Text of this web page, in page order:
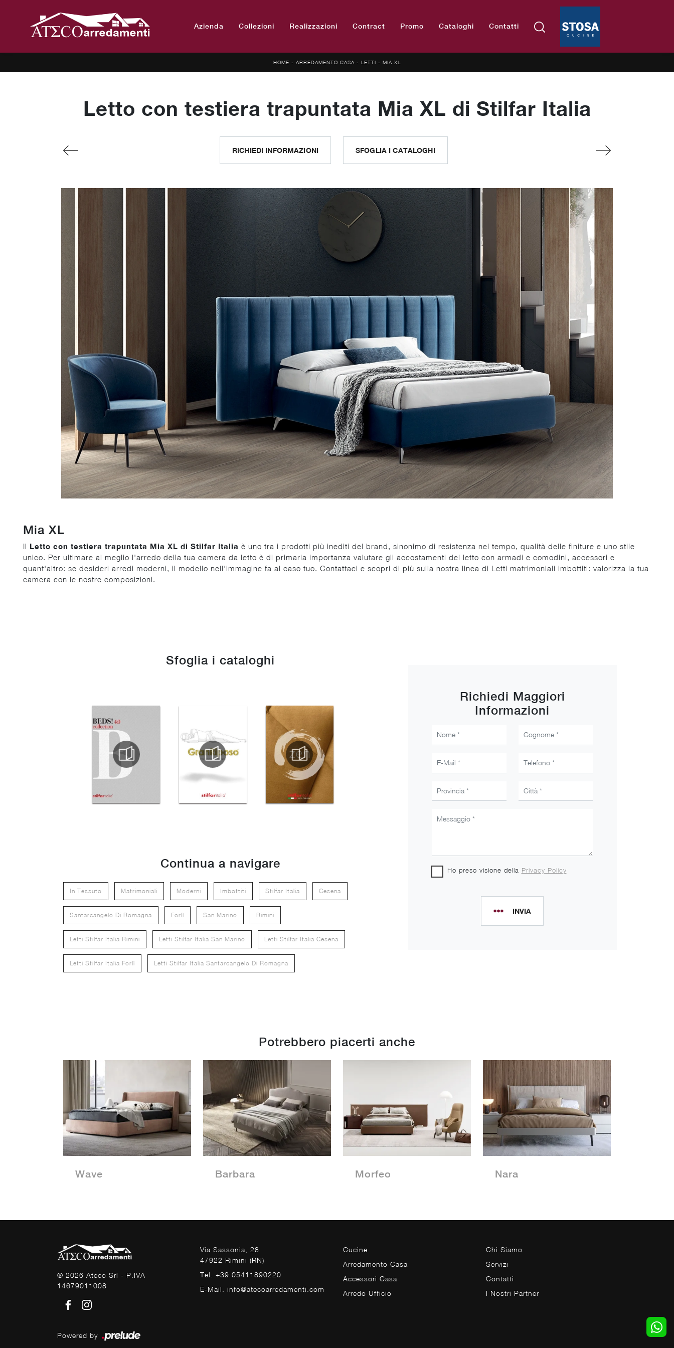
Azienda Collezioni Realizzazioni Contract Promo Cataloghi Contatti
HOME - ARREDAMENTO CASA - LETTI - MIA XL
Letto con testiera trapuntata Mia XL di Stilfar Italia
RICHIEDI INFORMAZIONI SFOGLIA I CATALOGHI
Mia XL
Il Letto con testiera trapuntata Mia XL di Stilfar Italia è uno tra i prodotti più inediti del brand, sinonimo di resistenza nel tempo, qualità delle finiture e uno stile
unico. Per ultimare al meglio l'arredo della tua camera da letto è di primaria importanza valutare gli accostamenti del letto con armadi e comodini, accessori e
quant'altro: se desideri arredi moderni, il modello nell'immagine fa al caso tuo. Contattaci e scopri di più sulla nostra linea di Letti matrimoniali imbottiti: valorizza la tua
camera con le nostre composizioni.
Sfoglia i cataloghi
Continua a navigare
In Tessuto Matrimoniali Moderni Imbottiti Stilfar Italia Cesena
Santarcangelo Di Romagna Forlì San Marino Rimini
Letti Stilfar Italia Rimini Letti Stilfar Italia San Marino Letti Stilfar Italia Cesena
Letti Stilfar Italia Forlì Letti Stilfar Italia Santarcangelo Di Romagna
Richiedi Maggiori
Informazioni
Ho preso visione della Privacy Policy
INVIA
Potrebbero piacerti anche
Wave Barbara Morfeo Nara
® 2026 Ateco Srl - P.IVA
14679011008
Via Sassonia, 28
47922 Rimini (RN)
Tel. +39 05411890220
E-Mail. info@atecoarredamenti.com
Cucine
Arredamento Casa
Accessori Casa
Arredo Ufficio
Chi Siamo
Servizi
Contatti
I Nostri Partner
Powered by